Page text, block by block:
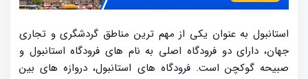
استانبول به عنوان یکی از مهم ترین مناطق گردشگری و تجاری
جهان، دارای دو فرودگاه اصلی به نام های فرودگاه استانبول و
صبیحه گوکچن است. فرودگاه های استانبول، دروازه های بین